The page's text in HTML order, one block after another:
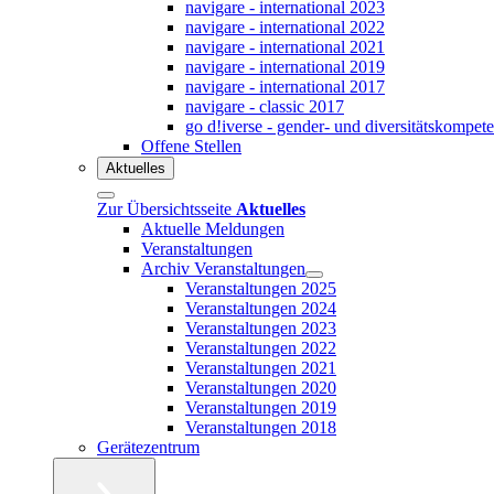
navigare - international 2023
navigare - international 2022
navigare - international 2021
navigare - international 2019
navigare - international 2017
navigare - classic 2017
go d!iverse - gender- und
Offene Stellen
Aktuelles
Zur Übersichtsseite Aktuelles
Aktuelle Meldungen
Veranstaltungen
Archiv Veranstaltungen
Veranstaltungen 2025
Veranstaltungen 2024
Veranstaltungen 2023
Veranstaltungen 2022
Veranstaltungen 2021
Veranstaltungen 2020
Veranstaltungen 2019
Veranstaltungen 2018
Gerätezentrum